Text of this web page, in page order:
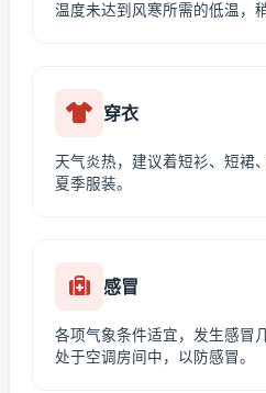
温度未达到风寒所需的低温，
穿衣
天气炎热，建议着短衫、短裙
夏季服装。
感冒
各项气象条件适宜，发生感冒
处于空调房间中，以防感冒。